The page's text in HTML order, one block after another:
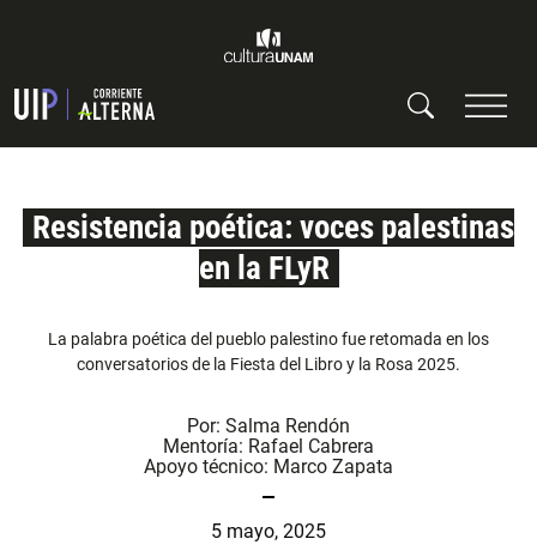
Resistencia poética: voces palestinas
en la FLyR
La palabra poética del pueblo palestino fue retomada en los
conversatorios de la Fiesta del Libro y la Rosa 2025.
Por: Salma Rendón
Mentoría: Rafael Cabrera
Apoyo técnico: Marco Zapata
5 mayo, 2025